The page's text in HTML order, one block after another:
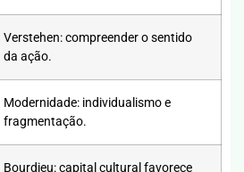
Verstehen: compreender o sentido
da ação.
Modernidade: individualismo e
fragmentação.
Bourdieu: capital cultural favorece